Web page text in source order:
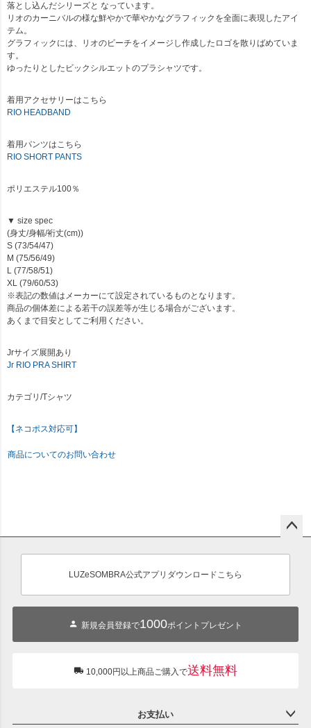
落とし込んだシリーズと なっています。
リオのカーニバルの様な鮮やかで華やかなグラフィックを全面に表現したアイ
テム。
グラフィックには、リオのビーチをイメージし作成したロゴを散りばめていま
す。
ゆったりとしたビックシルエットのプラシャツです。
着用アクセサリーはこちら
RIO HEADBAND
着用パンツはこちら
RIO SHORT PANTS
ポリエステル100％
▼ size spec
(身丈/身幅/裄丈(cm))
S (73/54/47)
M (75/56/49)
L (77/58/51)
XL (79/60/53)
※表記の数値はメーカーにて設定されているものとなります。
商品の個体差による若干の誤差等が生じる場合がございます。
あくまで目安としてご利用ください。
Jrサイズ展開あり
Jr RIO PRA SHIRT
カテゴリ/Tシャツ
【ネコポス対応可】
商品についてのお問い合わせ
ジト
LUZeSOMBRA公式アプリダウンロードこちら
新規会員登録で1000ポイントプレゼント
10,000円以上商品ご購入で送料無料
お支払い